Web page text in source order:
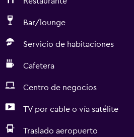
Bar/lounge
Servicio de habitaciones
Cafetera
Centro de negocios
TV por cable o vía satélite
Traslado aeropuerto